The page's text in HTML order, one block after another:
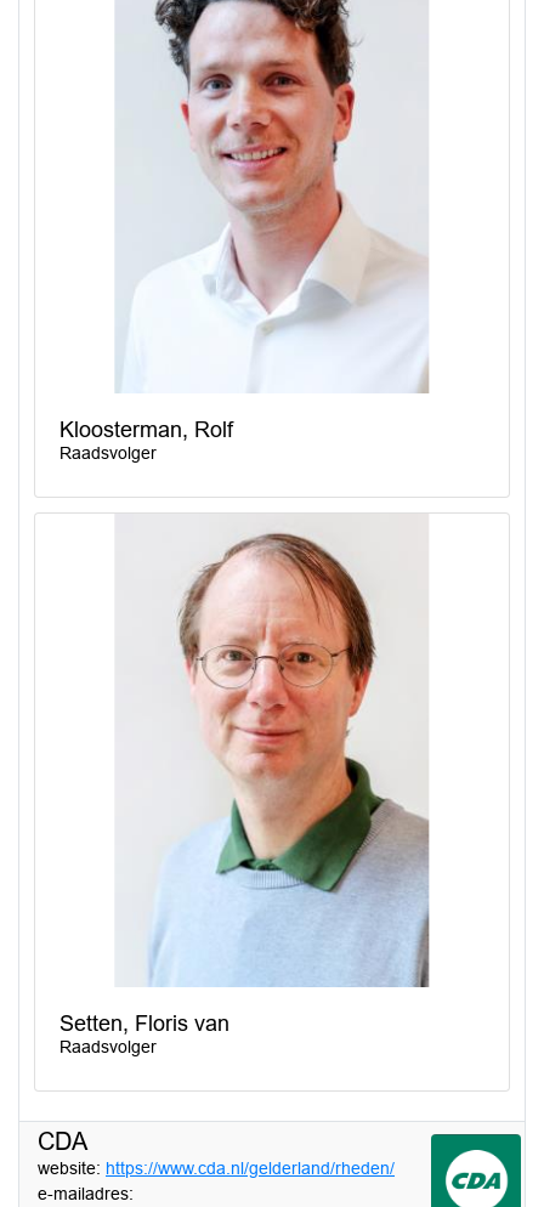
Kloosterman, Rolf
Raadsvolger
Setten, Floris van
Raadsvolger
CDA
website: https://www.cda.nl/gelderland/rheden/
e-mailadres: